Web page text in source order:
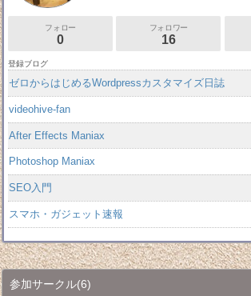
フォロー
0
フォロワー
16
登録ブログ
ゼロからはじめるWordpressカスタマイズ日誌
videohive-fan
After Effects Maniax
Photoshop Maniax
SEO入門
スマホ・ガジェット速報
参加サークル(6)